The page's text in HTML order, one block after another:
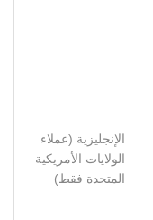
الولايات الأمريكية
المتحدة فقط)